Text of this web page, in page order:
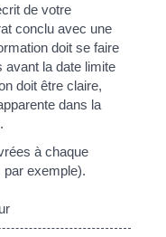
de votre
conclu avec une
doit se faire
avant la date limite
doit être claire,
dans la
à chaque
par exemple).